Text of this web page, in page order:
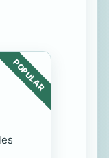
POPULAR